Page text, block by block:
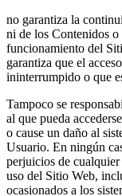
no garantiza la
ni de los Contenidos
funcionamiento del
garantiza que el
ininterrumpido o que
Tampoco se
al que pueda
o cause un daño al
Usuario. En ningún
perjuicios de
uso del Sitio Web,
ocasionados a los